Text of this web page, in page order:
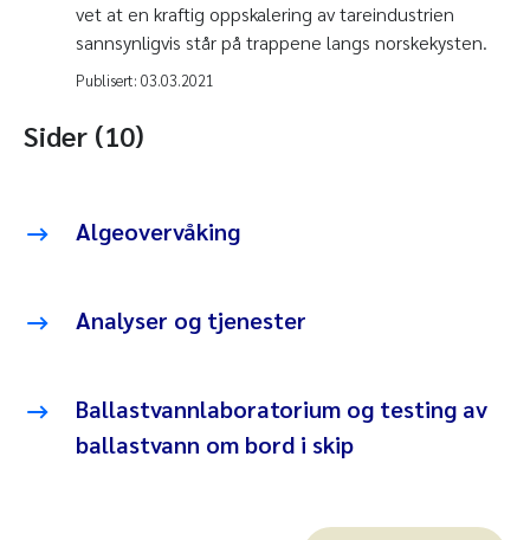
vet at en kraftig oppskalering av tareindustrien
sannsynligvis står på trappene langs norskekysten.
Publisert: 03.03.2021
Sider (10)
Algeovervåking
Analyser og tjenester
Ballastvannlaboratorium og testing av
ballastvann om bord i skip